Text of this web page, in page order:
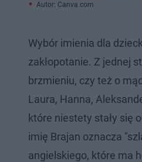
Autor: Canva.com
Wybór imienia dla
zakłopotanie. Z jednej
brzmieniu, czy też o
Laura, Hanna,
które niestety stały się
imię Brajan oznacza
angielskiego, które ma